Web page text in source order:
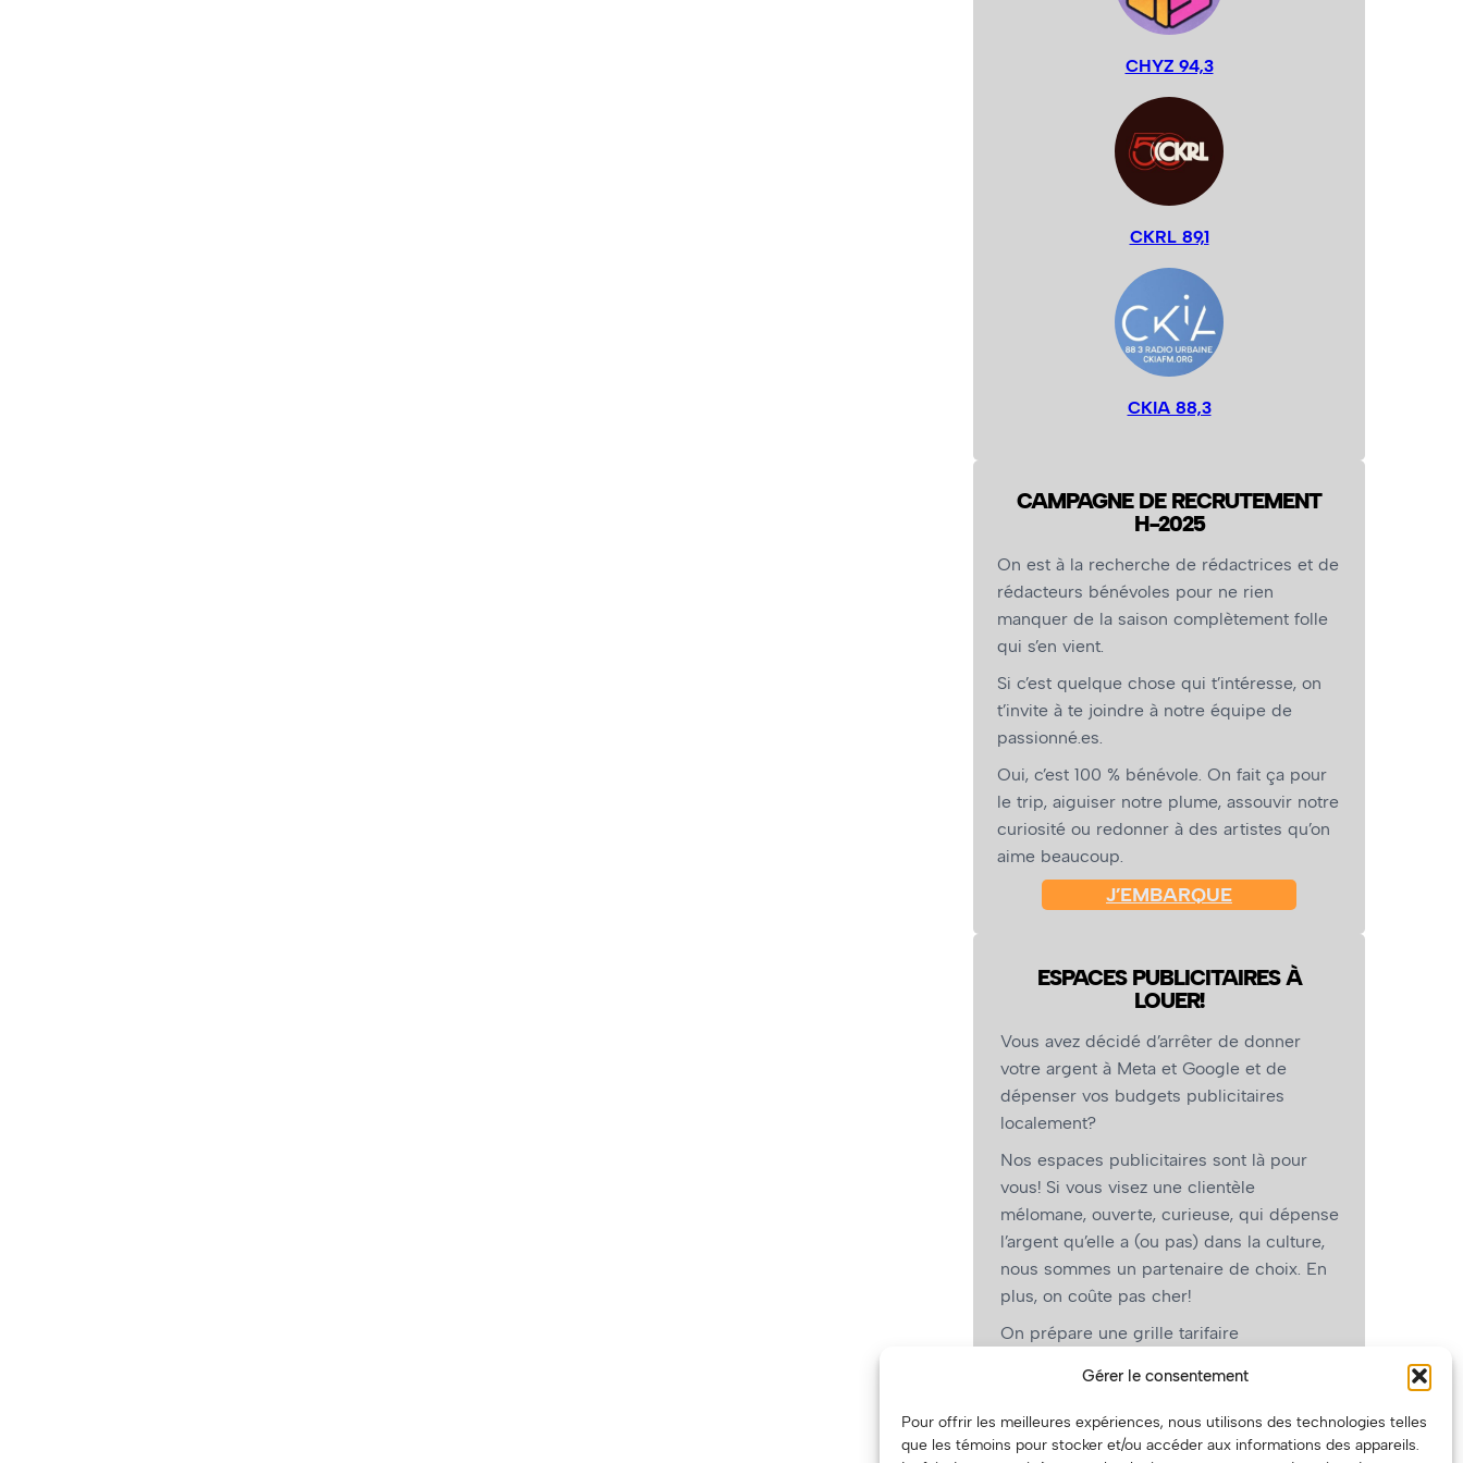
Gérer le consentement
Pour offrir les meilleures expériences, nous utilisons des technologies telles
que les témoins pour stocker et/ou accéder aux informations des appareils.
CHYZ 94,3
CKRL 89,1
CKIA 88,3
CAMPAGNE DE RECRUTEMENT
H-2025
On est à la recherche de rédactrices et de
rédacteurs bénévoles pour ne rien
manquer de la saison complètement folle
qui s’en vient.
Si c’est quelque chose qui t’intéresse, on
t’invite à te joindre à notre équipe de
passionné.es.
Oui, c’est 100 % bénévole. On fait ça pour
le trip, aiguiser notre plume, assouvir notre
curiosité ou redonner à des artistes qu’on
aime beaucoup.
J’EMBARQUE
ESPACES PUBLICITAIRES À
LOUER!
Vous avez décidé d’arrêter de donner
votre argent à Meta et Google et de
dépenser vos budgets publicitaires
localement?
Nos espaces publicitaires sont là pour
vous! Si vous visez une clientèle
mélomane, ouverte, curieuse, qui dépense
l’argent qu’elle a (ou pas) dans la culture,
nous sommes un partenaire de choix. En
plus, on coûte pas cher!
On prépare une grille tarifaire
vous, les artistes!)